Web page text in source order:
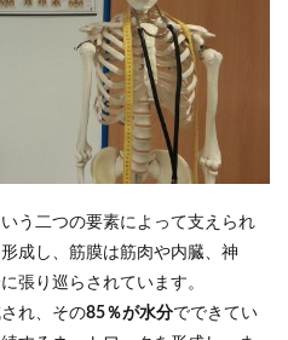
いう二つの要素によって支えられ
成し、筋膜は筋肉や内臓、神
張り巡らされています。
れ、その85％が水分でできてい